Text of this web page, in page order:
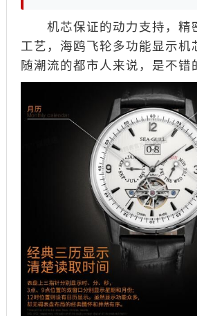
机芯保证的动力支持，精
工艺，海鸥飞轮多功能显示机
随潮流的都市人来说，是不错